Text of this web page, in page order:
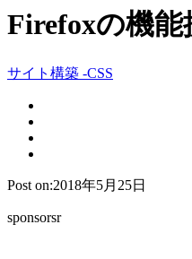
Firefoxの機能
サイト構築 -CSS
Post on:2018年5月25日
sponsorsr